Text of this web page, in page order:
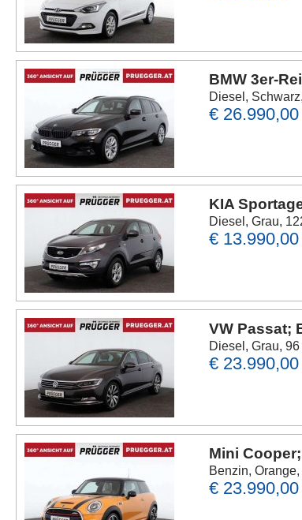
BMW 3er-
Diesel,
€ 26.990,00
KIA
Diesel, Grau,
€ 13.990,00
VW Passat;
Diesel, Grau,
€ 23.990,00
Mini
Benzin,
€ 23.990,00